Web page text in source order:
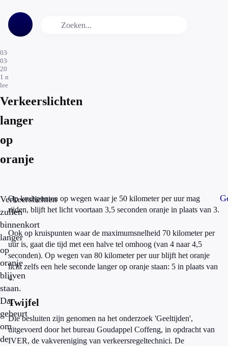
03-
03-
2016
1 min.
leestijd
Verkeerslichten
langer
op
oranje
Verkeerslichten
zullen
binnenkort
langer
op
oranje
blijven
staan.
Dat
gebeurt
om
de
Op kruispunten op wegen waar je 50 kilometer per uur mag
rijden, blijft het licht voortaan 3,5 seconden oranje in plaats van 3.
Ook op kruispunten waar de maximumsnelheid 70 kilometer per
uur is, gaat die tijd met een halve tel omhoog (van 4 naar 4,5
seconden). Op wegen van 80 kilometer per uur blijft het oranje
licht zelfs een hele seconde langer op oranje staan: 5 in plaats van
4.
Twijfel
Die besluiten zijn genomen na het onderzoek 'Geeltijden',
uitgevoerd door het bureau Goudappel Coffeng, in opdracht van
IVER, de vakvereniging van verkeersregeltechnici. De